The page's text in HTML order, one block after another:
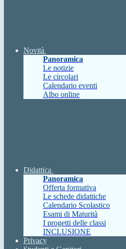
Novità
Panoramica
Le notizie
Le circolari
Calendario eventi
Albo online
Didattica
Panoramica
Offerta formativa
Le schede didattiche
Calendario Scolastico
Esami di Maturità
I progetti delle classi
INCLUSIONE
Privacy